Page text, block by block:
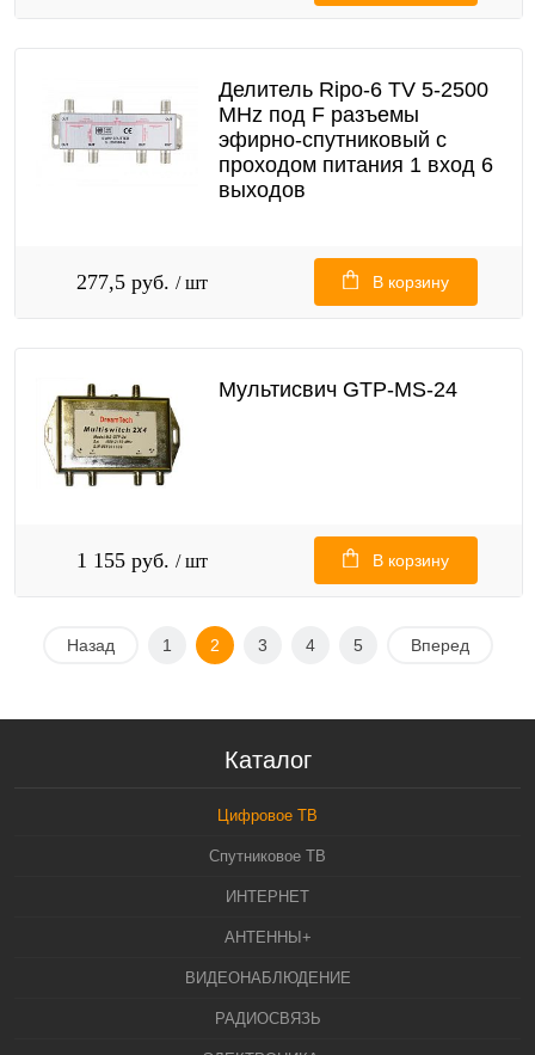
Делитель Ripo-6 TV 5-2500
MHz под F разъемы
эфирно-спутниковый с
проходом питания 1 вход 6
выходов
277,5 руб. / шт В корзину
Мультисвич GTP-MS-24
1 155 руб. / шт В корзину
Назад 1 2 3 4 5 Вперед
Каталог
Цифровое ТВ
Спутниковое ТВ
ИНТЕРНЕТ
АНТЕННЫ+
ВИДЕОНАБЛЮДЕНИЕ
РАДИОСВЯЗЬ